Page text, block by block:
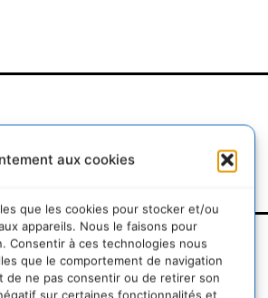
aux cookies
que les cookies pour stocker et/ou
appareils. Nous le faisons pour
Consentir à ces technologies nous
que le comportement de navigation
de ne pas consentir ou de retirer son
sur certaines fonctionnalités et